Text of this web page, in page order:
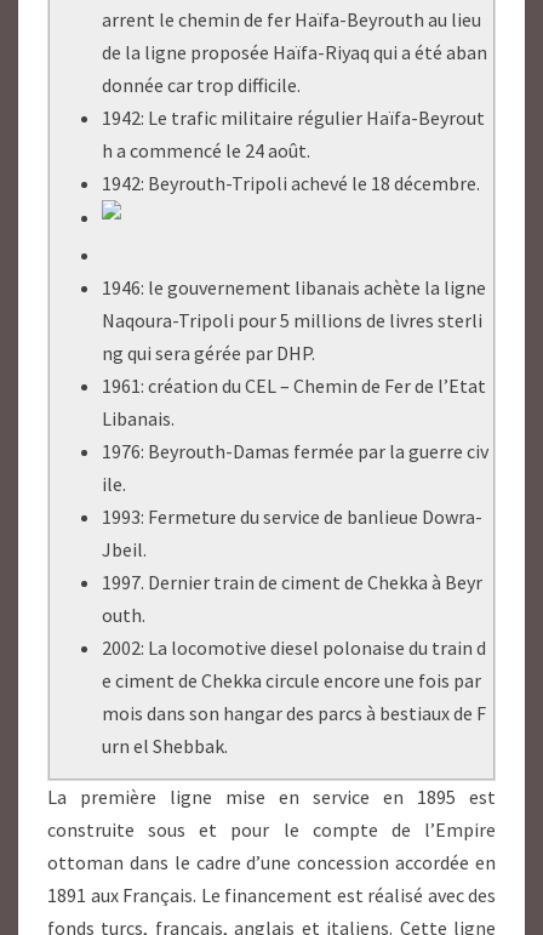
arrent le chemin de fer Haïfa-Beyrouth au lieu
de la ligne proposée Haïfa-Riyaq qui a été aban
donnée car trop difficile.
1942: Le trafic militaire régulier Haïfa-Beyrout
h a commencé le 24 août.
1942: Beyrouth-Tripoli achevé le 18 décembre.
1946: le gouvernement libanais achète la ligne
Naqoura-Tripoli pour 5 millions de livres sterli
ng qui sera gérée par DHP.
1961: création du CEL – Chemin de Fer de l’Etat
Libanais.
1976: Beyrouth-Damas fermée par la guerre civ
ile.
1993: Fermeture du service de banlieue Dowra-
Jbeil.
1997. Dernier train de ciment de Chekka à Beyr
outh.
2002: La locomotive diesel polonaise du train d
e ciment de Chekka circule encore une fois par
mois dans son hangar des parcs à bestiaux de F
urn el Shebbak.
La première ligne mise en service en 1895 est
construite sous et pour le compte de l’Empire
ottoman dans le cadre d’une concession accordée en
1891 aux Français. Le financement est réalisé avec des
fonds turcs, français, anglais et italiens. Cette ligne